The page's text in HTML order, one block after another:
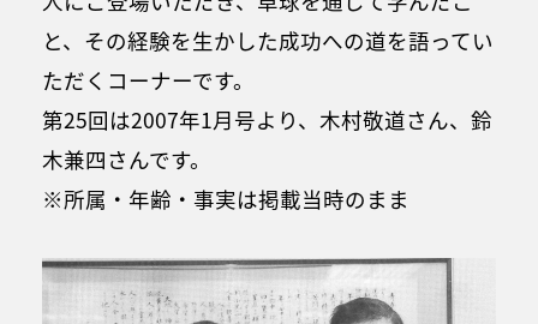
と、その経験を生かした成功への道を語ってい
ただくコーナーです。
第25回は2007年1月号より、木村敬道さん、鈴
木兼四さんです。
※所属・年齢・事実は掲載当時のまま